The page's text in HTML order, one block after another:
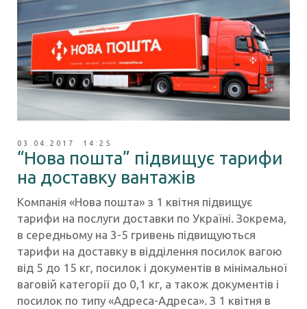
03.04.2017 14:25
“Нова пошта” підвищує тарифи
на доставку вантажів
Компанія «Нова пошта» з 1 квітня підвищує
тарифи на послуги доставки по Україні. Зокрема,
в середньому на 3-5 гривень підвищуються
тарифи на доставку в відділення посилок вагою
від 5 до 15 кг, посилок і документів в мінімальної
ваговій категорії до 0,1 кг, а також документів і
посилок по типу «Адреса-Адреса». З 1 квітня в